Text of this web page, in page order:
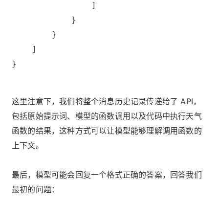
                ]
            }
        }
    ]
}
这里注意下，我们将整个消息历史记录传递给了 API，
包括原始提示词、模型的函数调用以及代码中执行天气
函数的结果，这种方式可以让模型能够理解调用函数的
上下文。
最后，模型可能会回复一个格式正确的答案，回答我们
最初的问题：